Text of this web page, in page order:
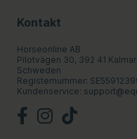
Kontakt
Horseonline AB
Pilotvägen 30, 392 41 Kalmar
Schweden
Registernummer:
Kundenservice: